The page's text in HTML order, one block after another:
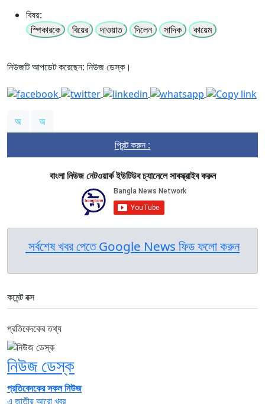
বিষয়:
স্পিকারকে
বিয়ের দাওয়াত দিলেন সাদিক কায়েম
নিউজটি আপডেট করেছেন: নিউজ ডেস্ক।
অ
অ
প্রিন্ট করুন :
বাংলা নিউজ নেটওয়ার্ক ইউটিউব চ্যানেলে সাবস্ক্রাইব করুন
সর্বশেষ খবর পেতে Google News ফিড ফলো করুন
কমেন্ট বক্স
প্রতিবেদকের তথ্য
নিউজ ডেস্ক
প্রতিবেদকের সকল নিউজ
এ জাতীয় আরো খবর